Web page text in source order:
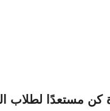
كن مستعدًا لطلاب